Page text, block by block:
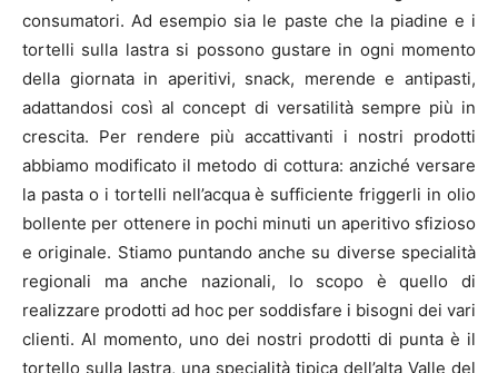
consumatori. Ad esempio sia le paste che la piadine e i
tortelli sulla lastra si possono gustare in ogni momento
della giornata in aperitivi, snack, merende e antipasti,
adattandosi così al concept di versatilità sempre più in
crescita. Per rendere più accattivanti i nostri prodotti
abbiamo modificato il metodo di cottura: anziché versare
la pasta o i tortelli nell’acqua è sufficiente friggerli in olio
bollente per ottenere in pochi minuti un aperitivo sfizioso
e originale. Stiamo puntando anche su diverse specialità
regionali ma anche nazionali, lo scopo è quello di
realizzare prodotti ad hoc per soddisfare i bisogni dei vari
clienti. Al momento, uno dei nostri prodotti di punta è il
tortello sulla lastra, una specialità tipica dell’alta Valle del